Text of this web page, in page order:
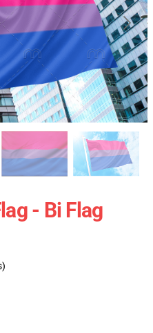
- Bi Flag